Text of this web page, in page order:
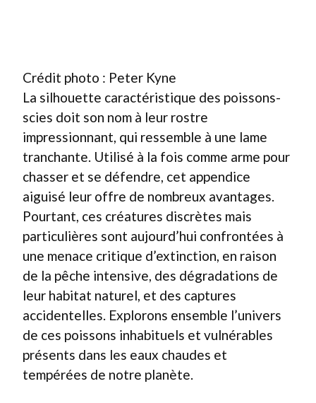
Crédit photo : Peter Kyne
La silhouette caractéristique des poissons-
scies doit son nom à leur rostre
impressionnant, qui ressemble à une lame
tranchante. Utilisé à la fois comme arme pour
chasser et se défendre, cet appendice
aiguisé leur offre de nombreux avantages.
Pourtant, ces créatures discrètes mais
particulières sont aujourd’hui confrontées à
une menace critique d’extinction, en raison
de la pêche intensive, des dégradations de
leur habitat naturel, et des captures
accidentelles. Explorons ensemble l’univers
de ces poissons inhabituels et vulnérables
présents dans les eaux chaudes et
tempérées de notre planète.